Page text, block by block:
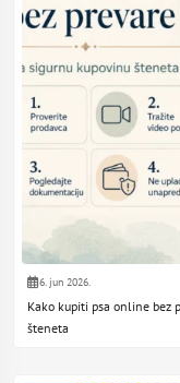
6. jun 2026.
Kako kupiti psa online bez
šteneta